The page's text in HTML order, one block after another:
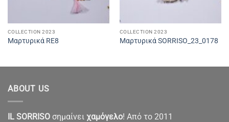
COLLECTION 2023
Μαρτυρικά RE8
COLLECTION 2023
Μαρτυρικά SORRISO_23_0178
ABOUT US
IL SORRISO σημαίνει χαμόγελο! Από το 2011